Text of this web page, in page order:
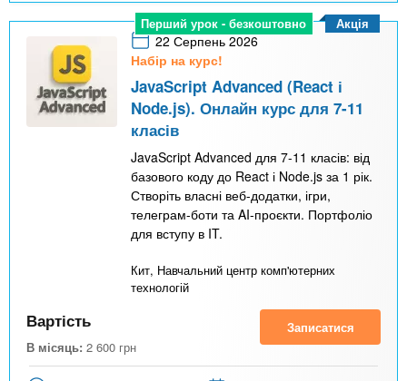
Перший урок - безкоштовно
22 Серпень 2026
Набір на курс!
JavaScript Advanced (React і
Node.js). Онлайн курс для 7-11
класів
JavaScript Advanced для 7-11 класів: від
базового коду до React і Node.js за 1 рік.
Створіть власні веб-додатки, ігри,
телеграм-боти та AI-проєкти. Портфоліо
для вступу в IT.
Кит, Навчальний центр комп'ютерних
технологій
Акція
Вартість
В місяць: 2 600 грн
Записатися